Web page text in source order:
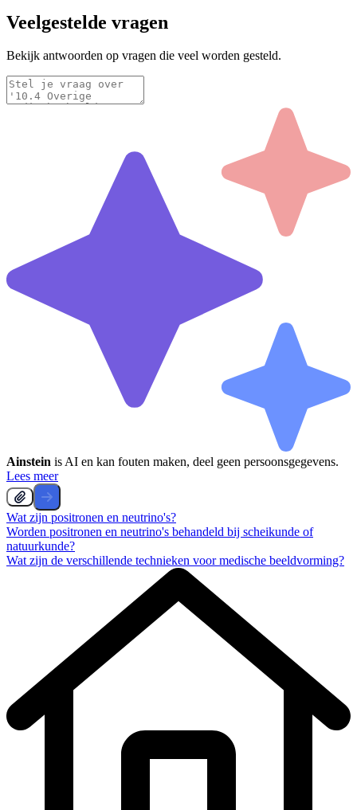
Veelgestelde vragen
Bekijk antwoorden op vragen die veel worden gesteld.
Ainstein is AI en kan fouten maken, deel geen persoonsgegevens.
Lees meer
Wat zijn positronen en neutrino's?
Worden positronen en neutrino's behandeld bij scheikunde of
natuurkunde?
Wat zijn de verschillende technieken voor medische beeldvorming?